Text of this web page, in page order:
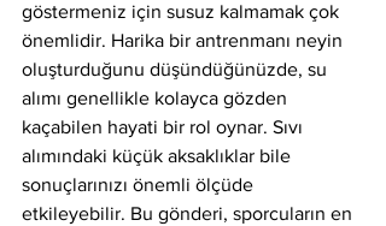
göstermeniz için susuz kalmamak çok
önemlidir. Harika bir antrenmanı neyin
oluşturduğunu düşündüğünüzde, su
alımı genellikle kolayca gözden
kaçabilen hayati bir rol oynar. Sıvı
alımındaki küçük aksaklıklar bile
sonuçlarınızı önemli ölçüde
etkileyebilir. Bu gönderi, sporcuların en